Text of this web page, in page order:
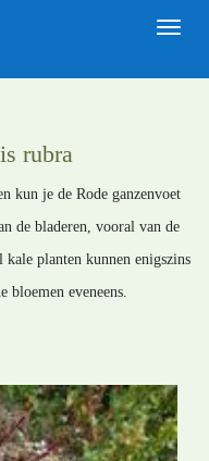
Toggle
rubra
kun je de Rode ganzenvoet
de bladeren, vooral van de
planten kunnen enigszins
bloemen eveneens.